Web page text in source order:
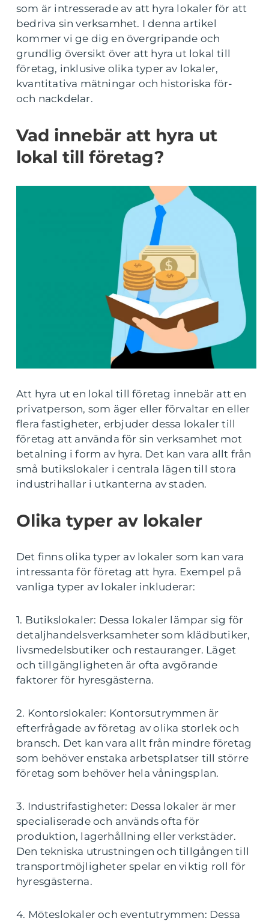
som är intresserade av att hyra lokaler för att
bedriva sin verksamhet. I denna artikel
kommer vi ge dig en övergripande och
grundlig översikt över att hyra ut lokal till
företag, inklusive olika typer av lokaler,
kvantitativa mätningar och historiska för-
och nackdelar.
Vad innebär att hyra ut
lokal till företag?
Att hyra ut en lokal till företag innebär att en
privatperson, som äger eller förvaltar en eller
flera fastigheter, erbjuder dessa lokaler till
företag att använda för sin verksamhet mot
betalning i form av hyra. Det kan vara allt från
små butikslokaler i centrala lägen till stora
industrihallar i utkanterna av staden.
Olika typer av lokaler
Det finns olika typer av lokaler som kan vara
intressanta för företag att hyra. Exempel på
vanliga typer av lokaler inkluderar:
1. Butikslokaler: Dessa lokaler lämpar sig för
detaljhandelsverksamheter som klädbutiker,
livsmedelsbutiker och restauranger. Läget
och tillgängligheten är ofta avgörande
faktorer för hyresgästerna.
2. Kontorslokaler: Kontorsutrymmen är
efterfrågade av företag av olika storlek och
bransch. Det kan vara allt från mindre företag
som behöver enstaka arbetsplatser till större
företag som behöver hela våningsplan.
3. Industrifastigheter: Dessa lokaler är mer
specialiserade och används ofta för
produktion, lagerhållning eller verkstäder.
Den tekniska utrustningen och tillgången till
transportmöjligheter spelar en viktig roll för
hyresgästerna.
4. Möteslokaler och eventutrymmen: Dessa